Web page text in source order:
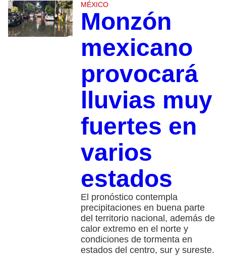
MÉXICO
Monzón
mexicano
provocará
lluvias muy
fuertes en
varios
estados
El pronóstico contempla
precipitaciones en buena parte
del territorio nacional, además de
calor extremo en el norte y
condiciones de tormenta en
estados del centro, sur y sureste.